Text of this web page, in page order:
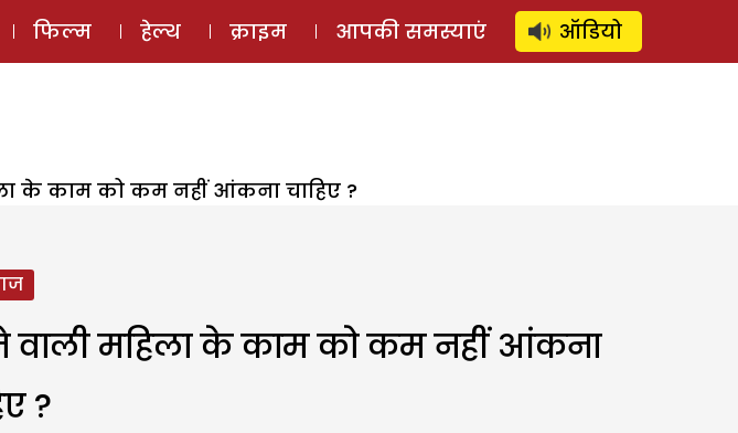
ई-मैगज़ीन ऑडियो स्टोरी लॉग इन ⚲ SUBSCRIBE
फिल्म हेल्थ क्राइम आपकी समस्याएं ऑडियो
के काम को कम नहीं आंकना चाहिए ?
वाली महिला के काम को कम नहीं आंकना
?